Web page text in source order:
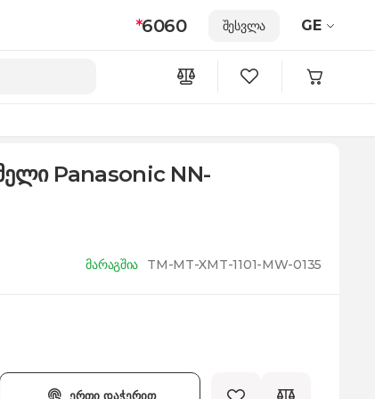
*6060 შესვლა GE
Panasonic NN-
მარაგშია TM-MT-XMT-1101-MW-0135
ერთი დაჭერით